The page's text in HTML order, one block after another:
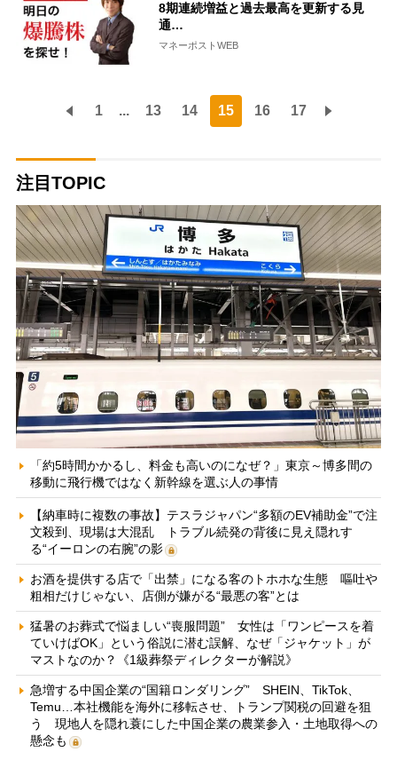
8期連続増益と過去最高を更新する見
通…
マネーポストWEB
1 ... 13 14 15 16 17
注目TOPIC
「約5時間かかるし、料金も高いのになぜ？」東京～博多間の
移動に飛行機ではなく新幹線を選ぶ人の事情
【納車時に複数の事故】テスラジャパン“多額のEV補助金”で注
文殺到、現場は大混乱 トラブル続発の背後に見え隠れす
る“イーロンの右腕”の影
お酒を提供する店で「出禁」になる客のトホホな生態 嘔吐や
粗相だけじゃない、店側が嫌がる“最悪の客”とは
猛暑のお葬式で悩ましい“喪服問題” 女性は「ワンピースを着
ていけばOK」という俗説に潜む誤解、なぜ「ジャケット」が
マストなのか？《1級葬祭ディレクターが解説》
急増する中国企業の“国籍ロンダリング” SHEIN、TikTok、
Temu…本社機能を海外に移転させ、トランプ関税の回避を狙
う 現地人を隠れ蓑にした中国企業の農業参入・土地取得への
懸念も